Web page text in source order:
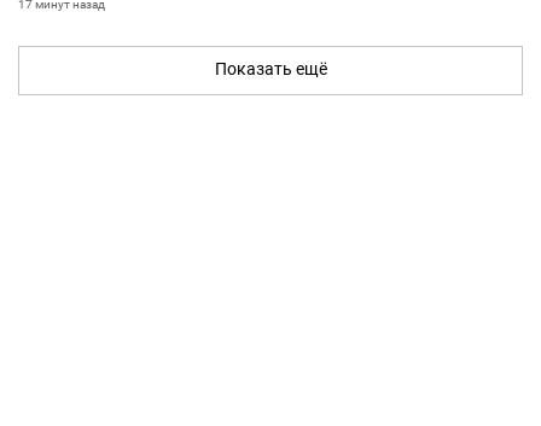
17 минут назад
Показать ещё